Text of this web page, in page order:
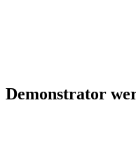
Demonstrator